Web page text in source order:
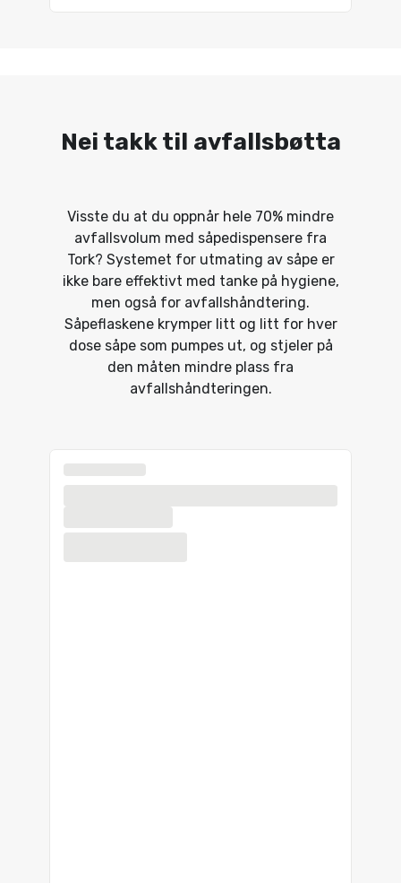
Nei takk til avfallsbøtta
Visste du at du oppnår hele 70% mindre
avfallsvolum med såpedispensere fra
Tork? Systemet for utmating av såpe er
ikke bare effektivt med tanke på hygiene,
men også for avfallshåndtering.
Såpeflaskene krymper litt og litt for hver
dose såpe som pumpes ut, og stjeler på
den måten mindre plass fra
avfallshåndteringen.